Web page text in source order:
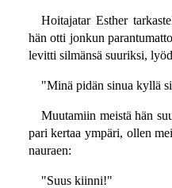
Hoitajatar Esther
hän otti jonkun
levitti silmänsä suuriksi,
"Minä pidän sinua kyllä
Muutamiin meistä hän
pari kertaa ympäri, ollen
nauraen:
"Suus kiinni!"